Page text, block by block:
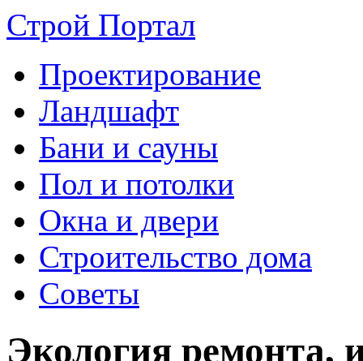
Строй Портал
Проектирование
Ландшафт
Бани и сауны
Пол и потолки
Окна и двери
Строительство дома
Советы
Экология ремонта,